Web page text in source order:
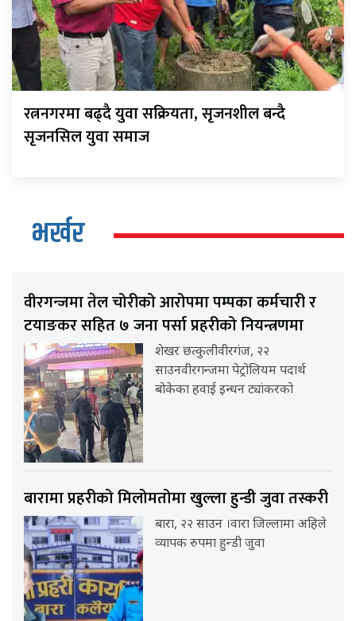
रत्ननगरमा बढ्दै युवा सक्रियता, सृजनशील बन्दै
सृजनसिल युवा समाज
भर्खर
वीरगन्जमा तेल चोरीको आरोपमा पम्पका कर्मचारी र
टयाङकर सहित ७ जना पर्सा प्रहरीको नियन्त्रणमा
शेखर छत्कुलीवीरगंज, २२
साउनवीरगन्जमा पेट्रोलियम पदार्थ
बोकेका हवाई इन्धन ट्यांकरको
बारामा प्रहरीको मिलोमतोमा खुल्ला हुन्डी जुवा तस्करी
बारा, २२ साउन ।वारा जिल्लामा अहिले
व्यापक रुपमा हुन्डी जुवा